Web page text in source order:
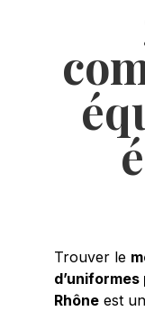
Trouver le
Rhône est